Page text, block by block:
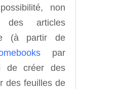
non
des articles
(à partir de
par
de créer des
des feuilles de